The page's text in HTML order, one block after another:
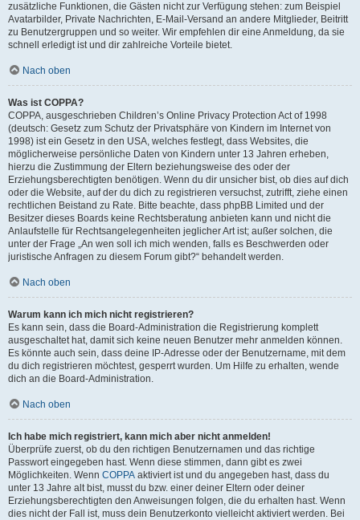
zusätzliche Funktionen, die Gästen nicht zur Verfügung stehen: zum Beispiel
Avatarbilder, Private Nachrichten, E-Mail-Versand an andere Mitglieder, Beitritt
zu Benutzergruppen und so weiter. Wir empfehlen dir eine Anmeldung, da sie
schnell erledigt ist und dir zahlreiche Vorteile bietet.
Nach oben
Was ist COPPA?
COPPA, ausgeschrieben Children’s Online Privacy Protection Act of 1998
(deutsch: Gesetz zum Schutz der Privatsphäre von Kindern im Internet von
1998) ist ein Gesetz in den USA, welches festlegt, dass Websites, die
möglicherweise persönliche Daten von Kindern unter 13 Jahren erheben,
hierzu die Zustimmung der Eltern beziehungsweise des oder der
Erziehungsberechtigten benötigen. Wenn du dir unsicher bist, ob dies auf dich
oder die Website, auf der du dich zu registrieren versuchst, zutrifft, ziehe einen
rechtlichen Beistand zu Rate. Bitte beachte, dass phpBB Limited und der
Besitzer dieses Boards keine Rechtsberatung anbieten kann und nicht die
Anlaufstelle für Rechtsangelegenheiten jeglicher Art ist; außer solchen, die
unter der Frage „An wen soll ich mich wenden, falls es Beschwerden oder
juristische Anfragen zu diesem Forum gibt?“ behandelt werden.
Nach oben
Warum kann ich mich nicht registrieren?
Es kann sein, dass die Board-Administration die Registrierung komplett
ausgeschaltet hat, damit sich keine neuen Benutzer mehr anmelden können.
Es könnte auch sein, dass deine IP-Adresse oder der Benutzername, mit dem
du dich registrieren möchtest, gesperrt wurden. Um Hilfe zu erhalten, wende
dich an die Board-Administration.
Nach oben
Ich habe mich registriert, kann mich aber nicht anmelden!
Überprüfe zuerst, ob du den richtigen Benutzernamen und das richtige
Passwort eingegeben hast. Wenn diese stimmen, dann gibt es zwei
Möglichkeiten. Wenn COPPA aktiviert ist und du angegeben hast, dass du
unter 13 Jahre alt bist, musst du bzw. einer deiner Eltern oder deiner
Erziehungsberechtigten den Anweisungen folgen, die du erhalten hast. Wenn
dies nicht der Fall ist, muss dein Benutzerkonto vielleicht aktiviert werden. Bei